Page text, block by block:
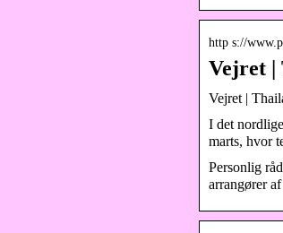
http s://
Vejret |
Vejret |
I det
marts, hvor
Personlig
arrangører